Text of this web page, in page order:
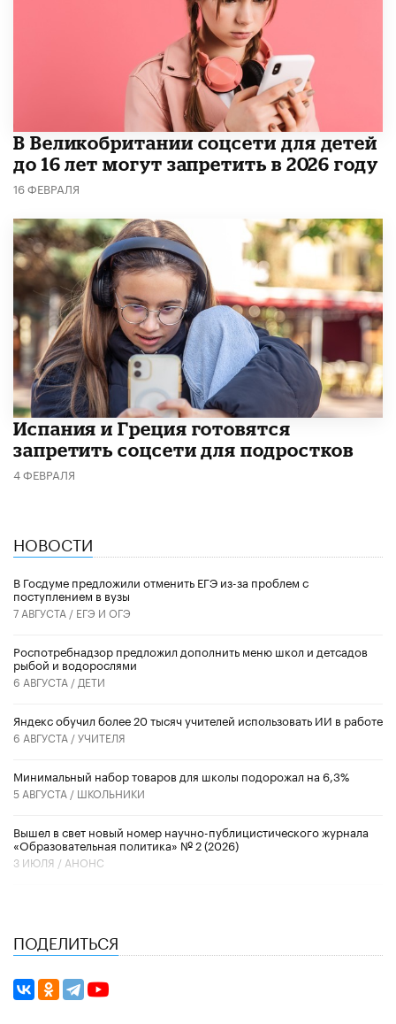
В Великобритании соцсети для детей
до 16 лет могут запретить в 2026 году
16 ФЕВРАЛЯ
Испания и Греция готовятся
запретить соцсети для подростков
4 ФЕВРАЛЯ
НОВОСТИ
В Госдуме предложили отменить ЕГЭ из-за проблем с
поступлением в вузы
7 АВГУСТА / ЕГЭ И ОГЭ
Роспотребнадзор предложил дополнить меню школ и детсадов
рыбой и водорослями
6 АВГУСТА / ДЕТИ
​Яндекс обучил более 20 тысяч учителей использовать ИИ в работе
6 АВГУСТА /УЧИТЕЛЯ
Минимальный набор товаров для школы подорожал на 6,3%
5 АВГУСТА / ШКОЛЬНИКИ
Вышел в свет новый номер научно-публицистического журнала
«Образовательная политика» № 2 (2026)
3 ИЮЛЯ / АНОНС
ПОДЕЛИТЬСЯ